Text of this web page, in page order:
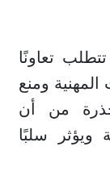
تعاونًا
ومنع
من أن
ويؤثر سلبًا